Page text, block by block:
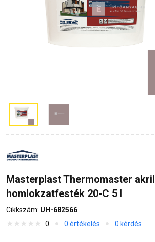
Masterplast Thermomaster akril
homlokzatfesték 20-C 5 l
Cikkszám: UH-682566
0
0 értékelés 0 kérdés